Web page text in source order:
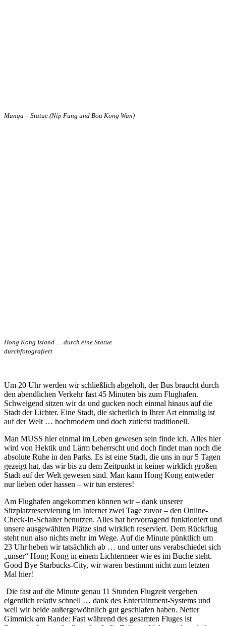
Manga – Statue (Nip Fung und Bou Kong Wan)
Hong Kong Island … durch eine Statue
durchfotografiert
Um 20 Uhr werden wir schließlich abgeholt, der Bus braucht durch
den abendlichen Verkehr fast 45 Minuten bis zum Flughafen.
Schweigend sitzen wir da und gucken noch einmal hinaus auf die
Stadt der Lichter. Eine Stadt, die sicherlich in Ihrer Art einmalig ist
auf der Welt … hochmodern und doch zutiefst traditionell.
Man MUSS hier einmal im Leben gewesen sein finde ich. Alles hier
wird von Hektik und Lärm beherrscht und doch findet man noch die
absolute Ruhe in den Parks. Es ist eine Stadt, die uns in nur 5 Tagen
gezeigt hat, das wir bis zu dem Zeitpunkt in keiner wirklich großen
Stadt auf der Welt gewesen sind. Man kann Hong Kong entweder
nur lieben oder hassen – wir tun ersteres!
Am Flughafen angekommen können wir – dank unserer
Sitzplatzreservierung im Internet zwei Tage zuvor – den Online-
Check-In-Schalter benutzen. Alles hat hervorragend funktioniert und
unsere ausgewählten Plätze sind wirklich reserviert. Dem Rückflug
steht nun also nichts mehr im Wege. Auf die Minute pünktlich um
23 Uhr heben wir tatsächlich ab … und unter uns verabschiedet sich
„unser“ Hong Kong in einem Lichtermeer wie es im Buche steht.
Good Bye Starbucks-City, wir waren bestimmt nicht zum letzten
Mal hier!
Die fast auf die Minute genau 11 Stunden Flugzeit vergehen
eigentlich relativ schnell … dank des Entertainment-Systems und
weil wir beide außergewöhnlich gut geschlafen haben. Netter
Gimmick am Rande: Fast während des gesamten Fluges ist